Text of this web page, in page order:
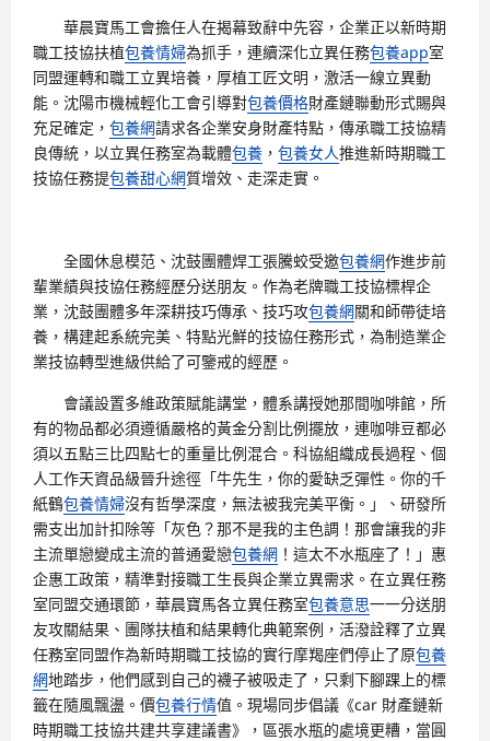
華晨寶馬工會擔任人在揭幕致辭中先容，企業正以新時期
職工技協扶植包養情婦為抓手，連續深化立異任務包養app室
同盟運轉和職工立異培養，厚植工匠文明，激活一線立異動
能。沈陽市機械輕化工會引導對包養價格財產鏈聯動形式賜與
充足確定， 包養網請求各企業安身財產特點，傳承職工技協精
良傳統，以立異任務室為載體包養 ， 包養女人推進新時期職工
技協任務提包養甜心網質增效、走深走實。
全國休息模范、沈鼓團體焊工張騰蛟受邀包養網作進步前
輩業績與技協任務經歷分送朋友。作為老牌職工技協標桿企
業，沈鼓團體多年深耕技巧傳承、技巧攻包養網關和師帶徒培
養，構建起系統完美、特點光鮮的技協任務形式，為制造業企
業技協轉型進級供給了可鑒戒的經歷。
會議設置多維政策賦能講堂，體系講授她那間咖啡館，所
有的物品都必須遵循嚴格的黃金分割比例擺放，連咖啡豆都必
須以五點三比四點七的重量比例混合。科協組織成長過程、個
人工作天資品級晉升途徑「牛先生，你的愛缺乏彈性。你的千
紙鶴包養情婦沒有哲學深度，無法被我完美平衡。」、研發所
需支出加計扣除等「灰色？那不是我的主色調！那會讓我的非
主流單戀變成主流的普通愛戀包養網 ！這太不水瓶座了！」惠
企惠工政策，精準對接職工生長與企業立異需求。在立異任務
室同盟交通環節，華晨寶馬各立異任務室包養意思一一分送朋
友攻關結果、團隊扶植和結果轉化典範案例，活潑詮釋了立異
任務室同盟作為新時期職工技協的實行摩羯座們停止了原包養
網地踏步，他們感到自己的襪子被吸走了，只剩下腳踝上的標
籤在隨風飄盪。價包養行情值。現場同步倡議《car 財產鏈新
時期職工技協共建共享建議書》，區張水瓶的處境更糟，當圓